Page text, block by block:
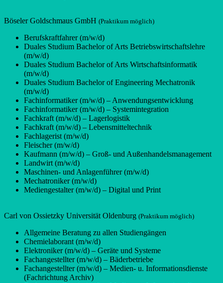
Böseler Goldschmaus GmbH (Praktikum möglich)
Berufskraftfahrer (m/w/d)
Duales Studium Bachelor of Arts Betriebswirtschaftslehre
(m/w/d)
Duales Studium Bachelor of Arts Wirtschaftsinformatik
(m/w/d)
Duales Studium Bachelor of Engineering Mechatronik
(m/w/d)
Fachinformatiker (m/w/d) – Anwendungsentwicklung
Fachinformatiker (m/w/d) – Systemintegration
Fachkraft (m/w/d) – Lagerlogistik
Fachkraft (m/w/d) – Lebensmitteltechnik
Fachlagerist (m/w/d)
Fleischer (m/w/d)
Kaufmann (m/w/d) – Groß- und Außenhandelsmanagement
Landwirt (m/w/d)
Maschinen- und Anlagenführer (m/w/d)
Mechatroniker (m/w/d)
Mediengestalter (m/w/d) – Digital und Print
Carl von Ossietzky Universität Oldenburg (Praktikum möglich)
Allgemeine Beratung zu allen Studiengängen
Chemielaborant (m/w/d)
Elektroniker (m/w/d) – Geräte und Systeme
Fachangestellter (m/w/d) – Bäderbetriebe
Fachangestellter (m/w/d) – Medien- u. Informationsdienste
(Fachrichtung Archiv)